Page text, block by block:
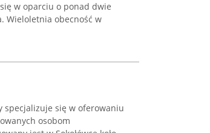
w oparciu o ponad dwie
Wieloletnia obecność w
specjalizuje się w oferowaniu
osobom